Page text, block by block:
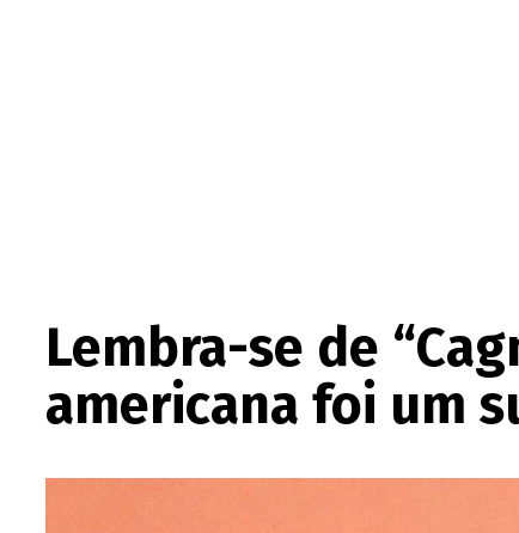
Lembra-se de
americana foi um